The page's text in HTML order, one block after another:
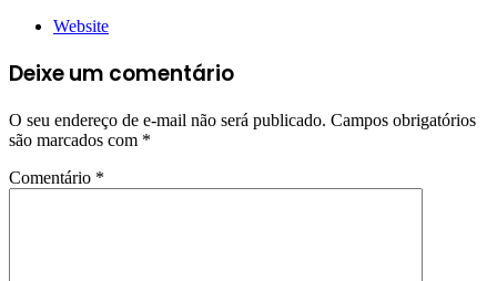
Website
Deixe um comentário
O seu endereço de e-mail não será publicado. Campos obrigatórios
são marcados com *
Comentário *